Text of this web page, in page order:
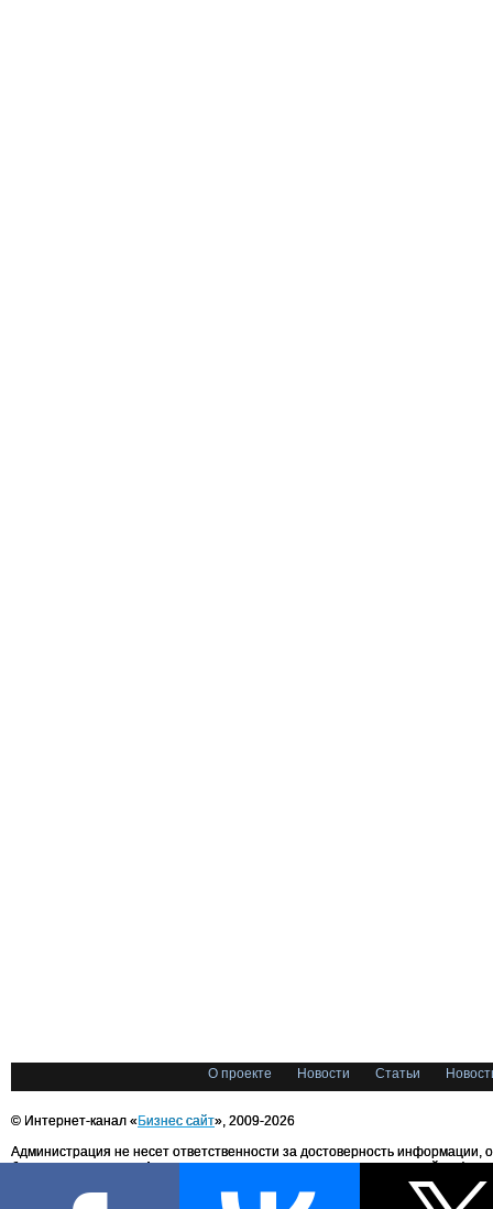
О проекте Новости Статьи
© Интернет-канал «Бизнес сайт», 2009-2026
Администрация не несет ответственности за достоверность информации,
блоггерами портала. Администрация не предоставляет справочной
Все права на любые материалы, опубликованные на сайте, защищены в